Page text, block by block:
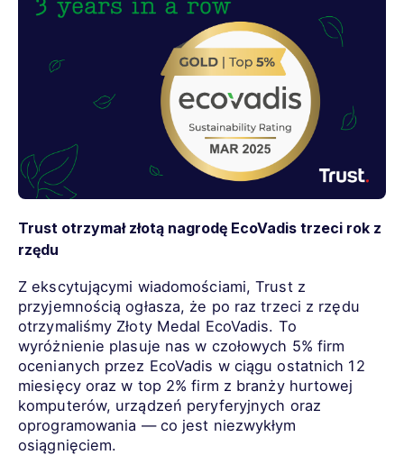
Trust otrzymał złotą nagrodę EcoVadis trzeci rok z
rzędu
Z ekscytującymi wiadomościami, Trust z
przyjemnością ogłasza, że po raz trzeci z rzędu
otrzymaliśmy Złoty Medal EcoVadis. To
wyróżnienie plasuje nas w czołowych 5% firm
ocenianych przez EcoVadis w ciągu ostatnich 12
miesięcy oraz w top 2% firm z branży hurtowej
komputerów, urządzeń peryferyjnych oraz
oprogramowania — co jest niezwykłym
osiągnięciem.